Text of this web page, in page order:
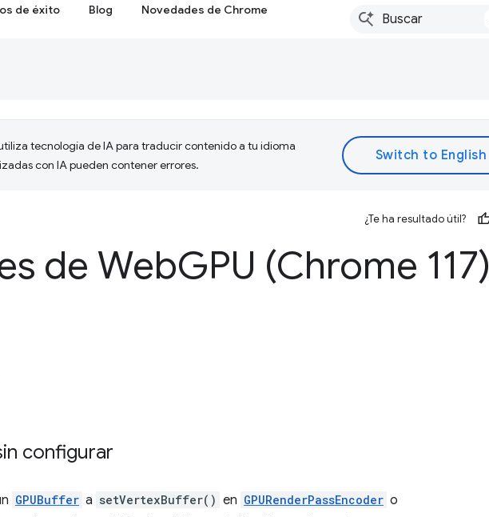
de éxito Blog Novedades de Chrome
tecnología de IA para traducir contenido a tu idioma
con IA pueden contener errores.
¿Te ha resultado útil?
de WebGPU (Chrome 117)
configurar
GPUBuffer a setVertexBuffer() en GPURenderPassEncoder o